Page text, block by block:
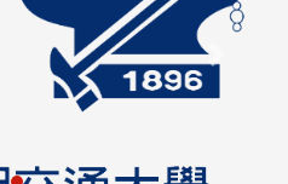
Next